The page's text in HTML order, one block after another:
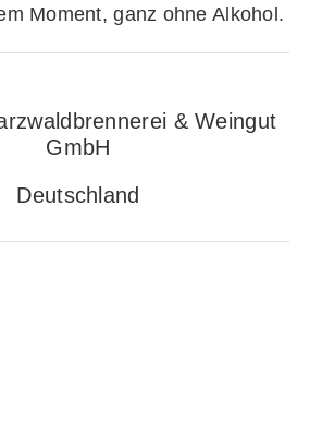
Moment, ganz ohne Alkohol.
& Weingut
GmbH
Deutschland